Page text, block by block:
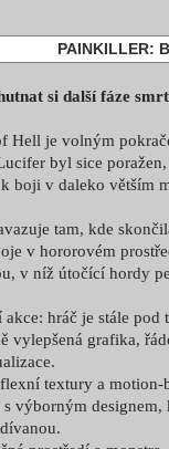
PAINKILLER:
si další fáze
Hell je volným
byl sice
boji v daleko větším
tam, kde
v hororovém
v níž útočící hordy
akce: hráč je stále
vylepšená grafika,
textury a motion-
s výborným